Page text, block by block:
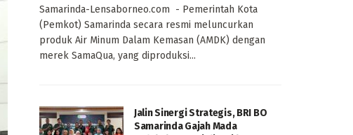
Samarinda-Lensaborneo.com - Pemerintah Kota
(Pemkot) Samarinda secara resmi meluncurkan
produk Air Minum Dalam Kemasan (AMDK) dengan
merek SamaQua, yang diproduksi...
Jalin Sinergi Strategis, BRI BO
Samarinda Gajah Mada